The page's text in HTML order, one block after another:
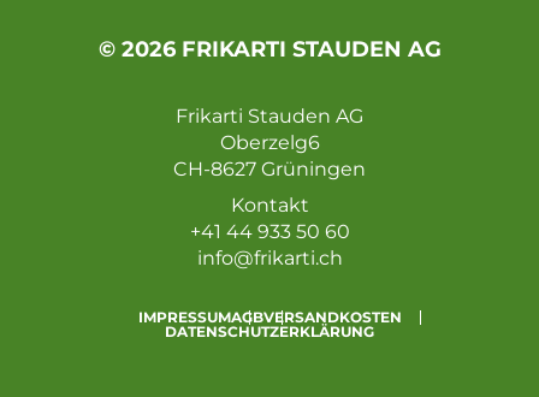
© 2026 FRIKARTI STAUDEN AG
Frikarti Stauden AG
Oberzelg6
CH-8627 Grüningen
Kontakt
+41 44 933 50 60
info@frikarti.ch
IMPRESSUMAGBVERSANDKOSTEN
DATENSCHUTZERKLÄRUNG